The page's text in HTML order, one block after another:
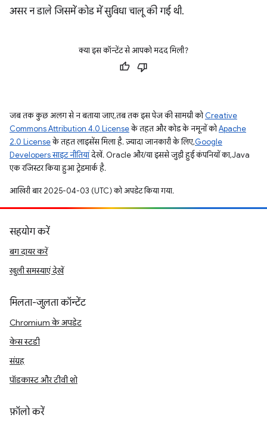
असर न डाले जिसमें कोड में सुविधा चालू की गई थी.
क्या इस कॉन्टेंट से आपको मदद मिली?
जब तक कुछ अलग से न बताया जाए, तब तक इस पेज की सामग्री कोCreative
Commons Attribution 4.0 Licenseके तहत और कोड के नमूनों कोApache
2.0 Licenseके तहत लाइसेंस मिला है. ज़्यादा जानकारी के लिए,Google
Developers साइट नीतियांदेखें. Oracle और/या इससे जुड़ी हुई कंपनियों का, Java
एक रजिस्टर किया हुआ ट्रेडमार्क है.
आखिरी बार 2025-04-03 (UTC) को अपडेट किया गया.
सहयोग करें
बग दायर करें
खुली समस्याएं देखें
मिलता-जुलता कॉन्टेंट
Chromium के अपडेट
केस स्टडी
संग्रह
पॉडकास्ट और टीवी शो
फ़ॉलो करें